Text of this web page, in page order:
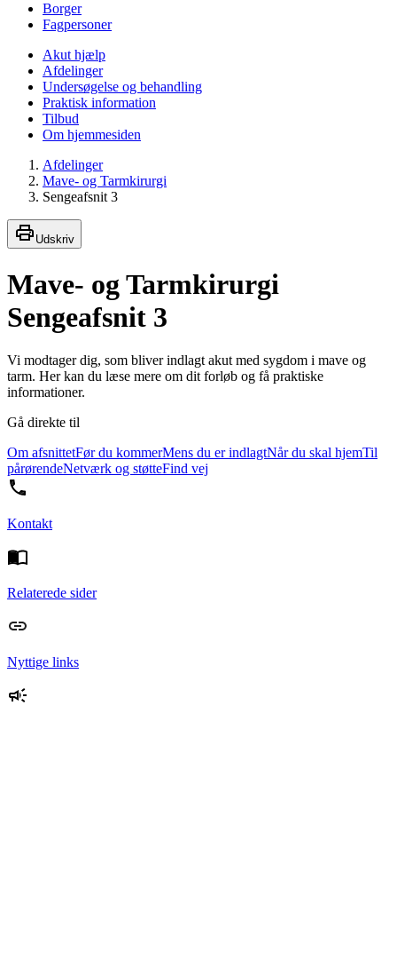
Borger
Fagpersoner
Akut hjælp
Afdelinger
Undersøgelse og behandling
Praktisk information
Tilbud
Om hjemmesiden
Afdelinger
Mave- og Tarmkirurgi
Sengeafsnit 3
Udskriv
Mave- og Tarmkirurgi
Sengeafsnit 3
Vi modtager dig, som bliver indlagt akut med sygdom i mave og
tarm. Her kan du læse mere om dit forløb og få praktiske
informationer.
Gå direkte til
Om afsnittetFør du kommerMens du er indlagtNår du skal hjemTil
pårørendeNetværk og støtteFind vej
Kontakt
Relaterede sider
Nyttige links